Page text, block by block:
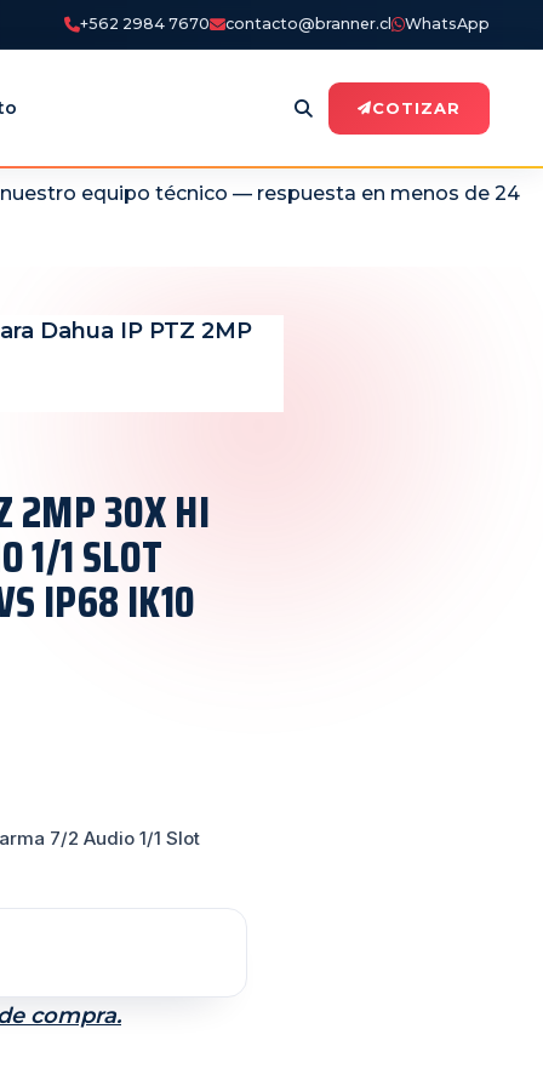
+562 2984 7670 contacto@branner.cl WhatsApp
COTIZAR
equipo técnico — respuesta en menos de 24
Dahua IP PTZ 2MP
2MP 30X HI
1/1 SLOT
IP68 IK10
7/2 Audio 1/1 Slot
compra.